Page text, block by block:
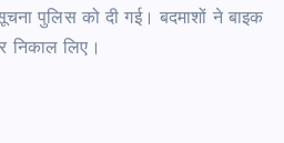
पुलिस को दी गई। बदमाशों ने बाइक
निकाल लिए।